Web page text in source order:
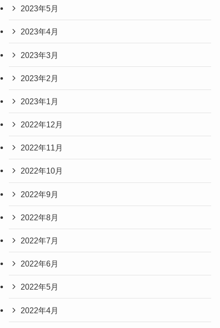
2023年5月
2023年4月
2023年3月
2023年2月
2023年1月
2022年12月
2022年11月
2022年10月
2022年9月
2022年8月
2022年7月
2022年6月
2022年5月
2022年4月